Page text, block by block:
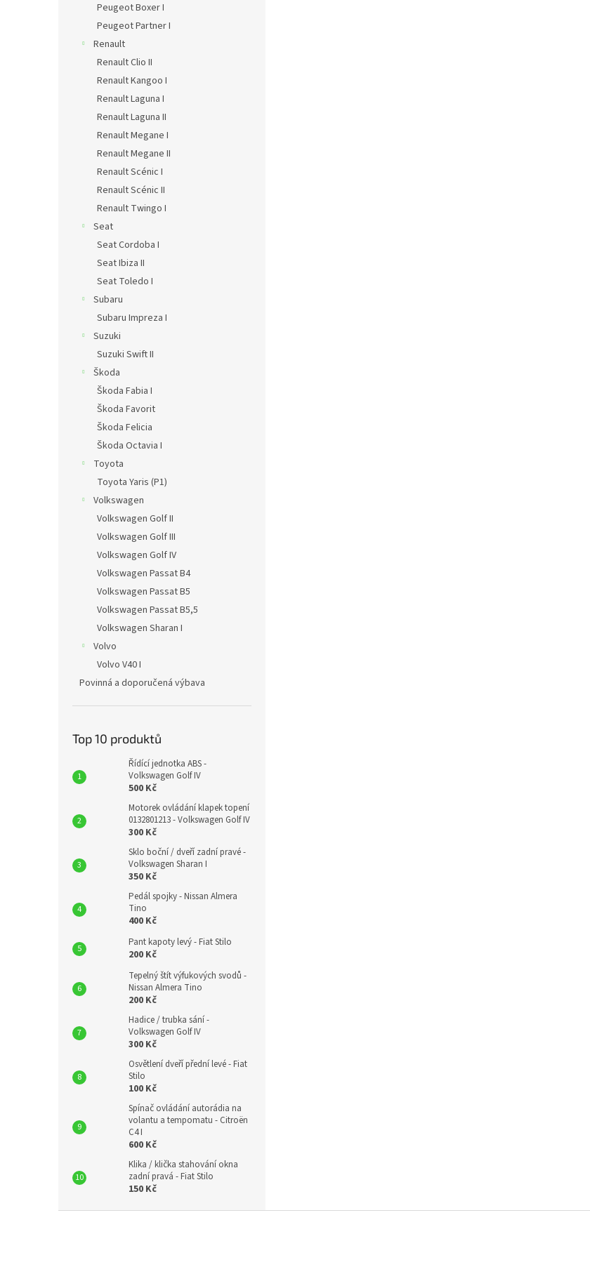
Peugeot Boxer I
Peugeot Partner I
Renault
Renault Clio II
Renault Kangoo I
Renault Laguna I
Renault Laguna II
Renault Megane I
Renault Megane II
Renault Scénic I
Renault Scénic II
Renault Twingo I
Seat
Seat Cordoba I
Seat Ibiza II
Seat Toledo I
Subaru
Subaru Impreza I
Suzuki
Suzuki Swift II
Škoda
Škoda Fabia I
Škoda Favorit
Škoda Felicia
Škoda Octavia I
Toyota
Toyota Yaris (P1)
Volkswagen
Volkswagen Golf II
Volkswagen Golf III
Volkswagen Golf IV
Volkswagen Passat B4
Volkswagen Passat B5
Volkswagen Passat B5,5
Volkswagen Sharan I
Volvo
Volvo V40 I
Povinná a doporučená výbava
Top 10 produktů
Řídící jednotka ABS -
Volkswagen Golf IV
500 Kč
Motorek ovládání klapek topení
0132801213 - Volkswagen Golf IV
300 Kč
Sklo boční / dveří zadní pravé -
Volkswagen Sharan I
350 Kč
Pedál spojky - Nissan Almera
Tino
400 Kč
Pant kapoty levý - Fiat Stilo
200 Kč
Tepelný štít výfukových svodů -
Nissan Almera Tino
200 Kč
Hadice / trubka sání -
Volkswagen Golf IV
300 Kč
Osvětlení dveří přední levé - Fiat
Stilo
100 Kč
Spínač ovládání autorádia na
volantu a tempomatu - Citroën
C4 I
600 Kč
Klika / klička stahování okna
zadní pravá - Fiat Stilo
150 Kč